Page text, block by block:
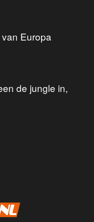
Europa
de jungle in,